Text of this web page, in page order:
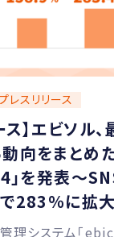
レスリリース
ス】エビソル
向をまとめ
」を発表〜
283％に拡
理システム「